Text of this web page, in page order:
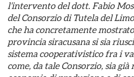
l’intervento del dott. Fabio
del Consorzio di Tutela del
che ha concretamente
provincia siracusana si sia
sistema cooperativistico fra i
come, da tale Consorzio, sia già